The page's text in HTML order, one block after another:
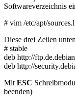
Softwareverzeichnis
# vim /etc/apt/
Diese drei Zeilen
# stable
deb http://
deb http://
Mit ESC
beenden)